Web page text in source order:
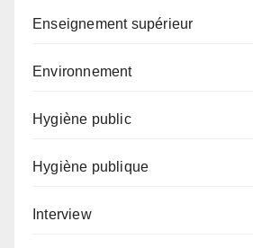
Enseignement supérieur
Environnement
Hygiène public
Hygiène publique
Interview